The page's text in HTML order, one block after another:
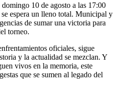
10 de agosto a las 17:00
espera un lleno total. Municipal y
de sumar una victoria para
torneo.
oficiales, sigue
y la actualidad se mezclan. Y
vivos en la memoria, este
que se sumen al legado del